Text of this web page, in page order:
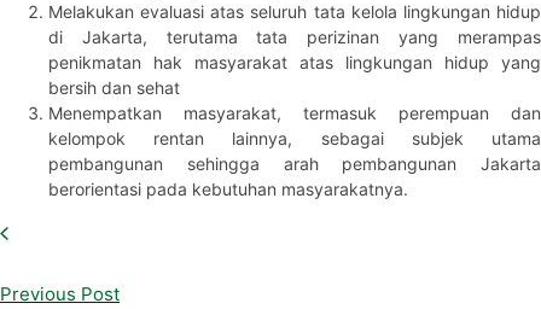
Melakukan evaluasi atas seluruh tata kelola lingkungan hidup
di Jakarta, terutama tata perizinan yang merampas
penikmatan hak masyarakat atas lingkungan hidup yang
bersih dan sehat
Menempatkan masyarakat, termasuk perempuan dan
kelompok rentan lainnya, sebagai subjek utama
pembangunan sehingga arah pembangunan Jakarta
berorientasi pada kebutuhan masyarakatnya.
Previous Post